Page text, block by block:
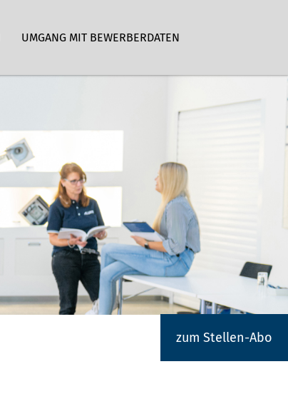
UMGANG MIT BEWERBERDATEN
zum Stellen-Abo